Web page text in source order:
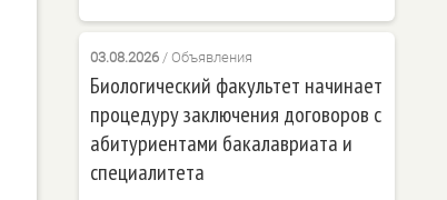
03.08.2026/ Объявления
Биологический факультет начинает
процедуру заключения договоров с
абитуриентами бакалавриата и
специалитета